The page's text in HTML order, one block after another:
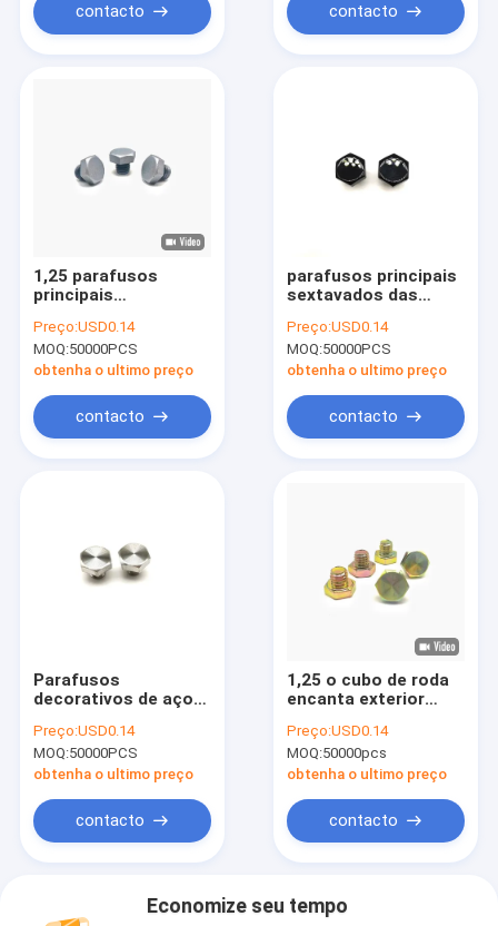
contacto contacto
1,25 parafusos
principais
rodas, parafusos
decorativos de aço
inoxidável do cubo de
Preço:USD0.14
MOQ:50000PCS
obtenha o ultimo preço
contacto
parafusos principais
sextavados das
parafusos
decorativos de aço
inoxidável do cubo de
Preço:USD0.14
MOQ:50000PCS
obtenha o ultimo preço
contacto
Parafusos
decorativos de aço
roda, parafusos
principais
sextavados do dente
Preço:USD0.14
MOQ:50000PCS
obtenha o ultimo preço
contacto
1,25 o cubo de roda
encanta exterior
inoxidável do
parafuso principal
Preço:USD0.14
MOQ:50000pcs
obtenha o ultimo preço
contacto
Economize seu tempo